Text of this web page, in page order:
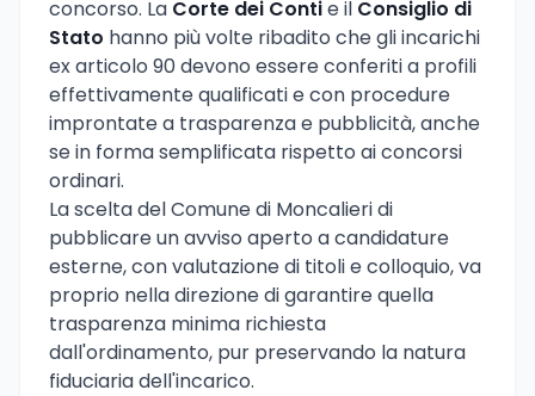
concorso. La Corte dei Contie il Consiglio di
Stato hanno più volte ribadito che gli incarichi
ex articolo 90 devono essere conferiti a profili
effettivamente qualificati e con procedure
improntate a trasparenza e pubblicità, anche
se in forma semplificata rispetto ai concorsi
ordinari.
La scelta del Comune di Moncalieri di
pubblicare un avviso aperto a candidature
esterne, con valutazione di titoli e colloquio, va
proprio nella direzione di garantire quella
trasparenza minima richiesta
dall'ordinamento, pur preservando la natura
fiduciaria dell'incarico.